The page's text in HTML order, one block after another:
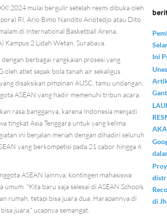
Ini
di
2024 mulai bergulir setelah resmi dibuka oleh
RI, Ario Bimo Nandito Ariotedjo atau Dito
di International Basketball Arena,
Kampus 2 Lidah Wetan, Surabaya.
berbagai rangkaian prosesi yang
oleh atlet sepak bola tanah air sekaligus
disaksikan pimpinan AUSC, tamu undangan,
ASEAN yang hadir memenuhi tribun acara.
rasa bangganya, karena Indonesia menjadi
tingkat Asia Tenggara untuk yang kelima
ini berjalan meriah dengan dihadiri seluruh
yang berkompetisi pada 21 cabor hingga 6
ASEAN lainnya, kontingen mahasiswa
"Kita baru saja selesai di ASEAN Schools
rumah, tetapi bisa juara dua. Harapannya di
juara," ucapnya semangat.